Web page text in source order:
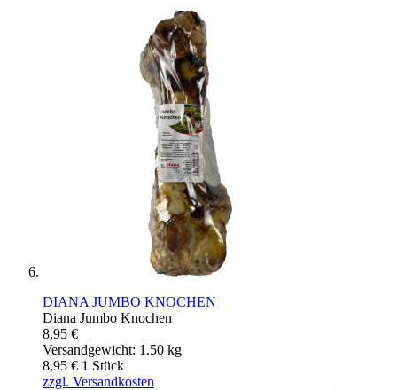
DIANA JUMBO KNOCHEN
Diana Jumbo Knochen
8,95 €
Versandgewicht: 1.50 kg
8,95 € 1 Stück
zzgl. Versandkosten